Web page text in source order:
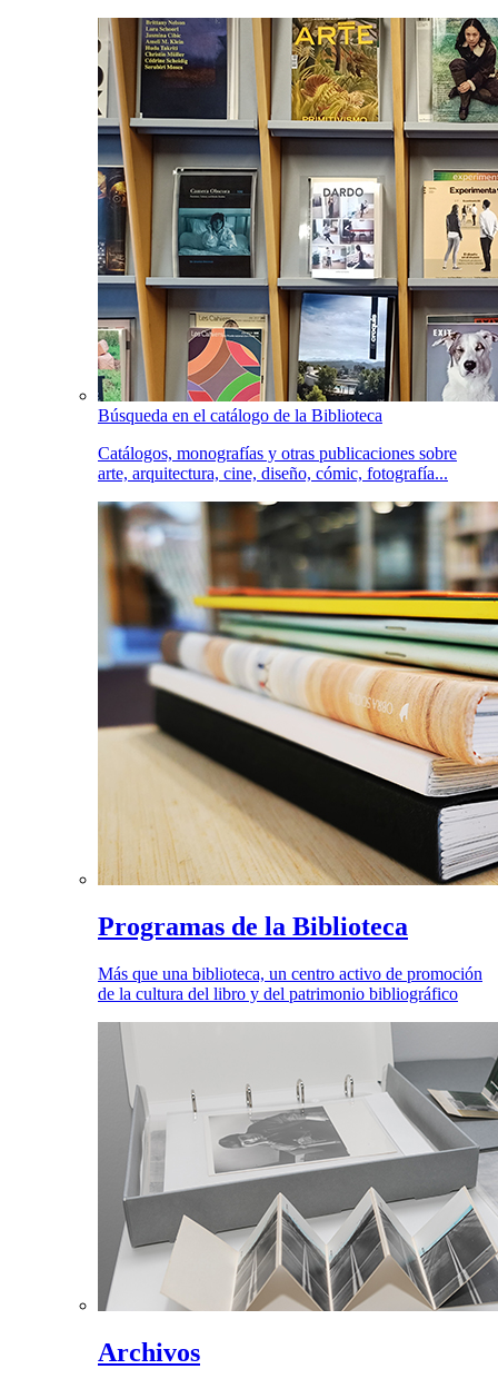
Búsqueda en el catálogo de la Biblioteca
Catálogos, monografías y otras publicaciones sobre
arte, arquitectura, cine, diseño, cómic, fotografía...
Programas de la Biblioteca
Más que una biblioteca, un centro activo de promoción
de la cultura del libro y del patrimonio bibliográfico
Archivos